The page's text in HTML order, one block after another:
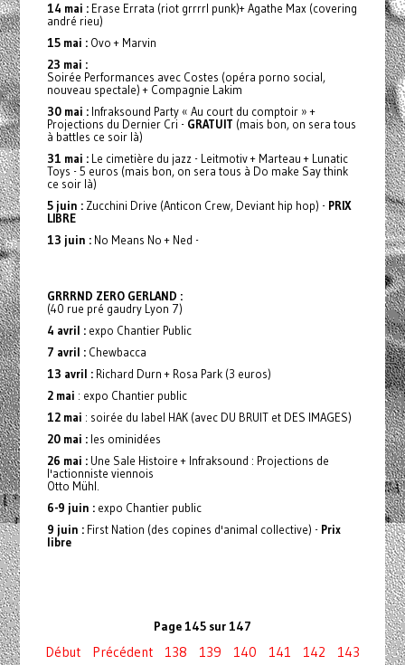
14 mai :Erase Errata (riot grrrrl punk)+ Agathe Max (covering
andré rieu)
15 mai :Ovo + Marvin
23 mai :
Soirée Performances avec Costes (opéra porno social,
nouveau spectale) + Compagnie Lakim
30 mai :Infraksound Party « Au court du comptoir » +
Projections du Dernier Cri - GRATUIT (mais bon, on sera tous
à battles ce soir là)
31 mai :Le cimetière du jazz - Leitmotiv + Marteau + Lunatic
Toys - 5 euros (mais bon, on sera tous à Do make Say think
ce soir là)
5 juin :Zucchini Drive (Anticon Crew, Deviant hip hop) - PRIX
LIBRE
13 juin : No Means No + Ned -
GRRRND ZERO GERLAND :
(40 rue pré gaudry Lyon 7)
4 avril :expo Chantier Public
7 avril :Chewbacca
13 avril :Richard Durn + Rosa Park (3 euros)
2 mai : expo Chantier public
12 mai : soirée du label HAK (avec DU BRUIT et DES IMAGES)
20 mai :les ominidées
26 mai :Une Sale Histoire + Infraksound : Projections de
l'actionniste viennois
Otto Mühl.
6-9 juin :expo Chantier public
9 juin :First Nation (des copines d'animal collective) - Prix
libre
Page 145 sur 147
Début Précédent 138 139 140 141 142
143